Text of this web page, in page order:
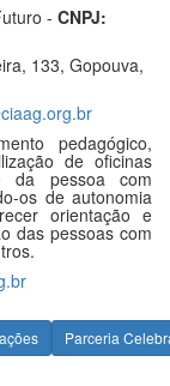
- CNPJ:
133, Gopouva,
pedagógico,
de oficinas
da pessoa com
os de autonomia
orientação e
das pessoas com
Parceria